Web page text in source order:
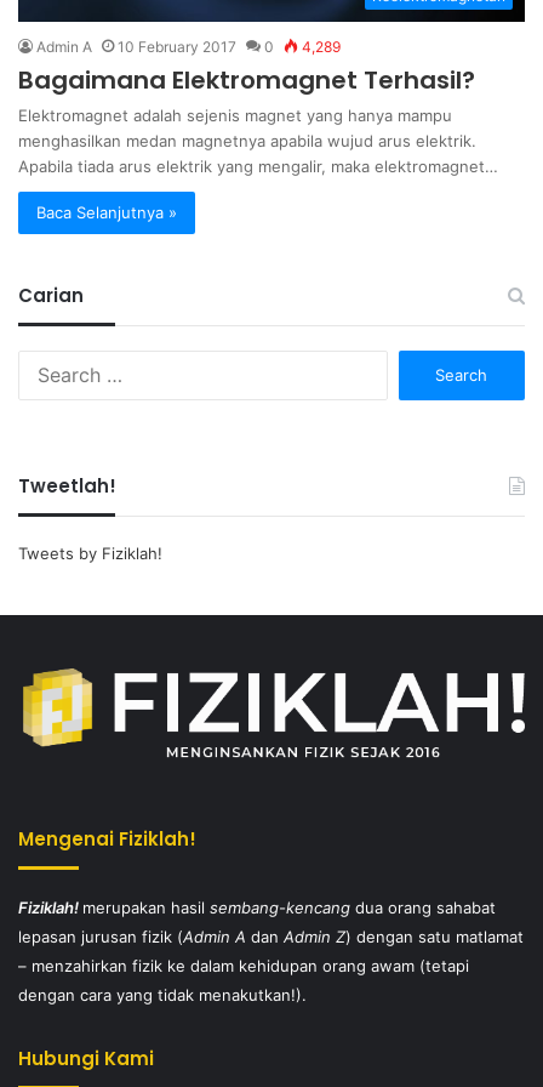
Admin A 10 February 2017 0 4,289
Bagaimana Elektromagnet Terhasil?
Elektromagnet adalah sejenis magnet yang hanya mampu
menghasilkan medan magnetnya apabila wujud arus elektrik.
Apabila tiada arus elektrik yang mengalir, maka elektromagnet…
Baca Selanjutnya »
Carian
Tweetlah!
Tweets by Fiziklah!
Mengenai Fiziklah!
Fiziklah! merupakan hasil sembang-kencang dua orang sahabat
lepasan jurusan fizik (Admin A dan Admin Z) dengan satu matlamat
– menzahirkan fizik ke dalam kehidupan orang awam (tetapi
dengan cara yang tidak menakutkan!).
Hubungi Kami